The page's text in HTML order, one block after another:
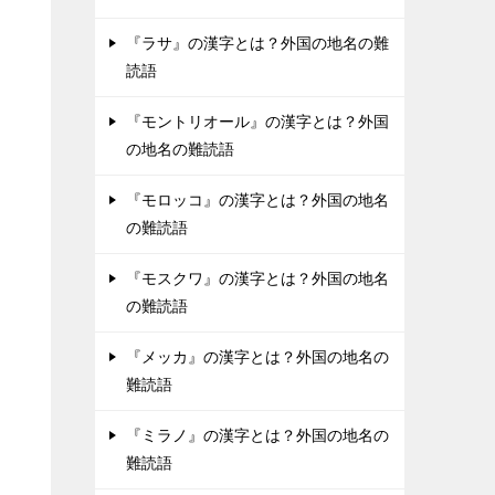
『ラサ』の漢字とは？外国の地名の難
読語
『モントリオール』の漢字とは？外国
の地名の難読語
『モロッコ』の漢字とは？外国の地名
の難読語
『モスクワ』の漢字とは？外国の地名
の難読語
『メッカ』の漢字とは？外国の地名の
難読語
『ミラノ』の漢字とは？外国の地名の
難読語